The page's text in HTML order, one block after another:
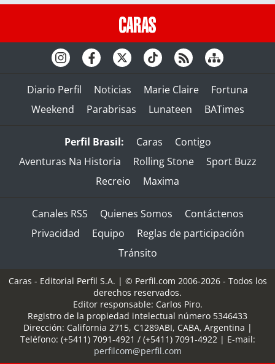
Diario Perfil Noticias Marie Claire
Fortuna
Weekend
Parabrisas Lunateen BATimes
Perfil Brasil: Caras
Contigo
Aventuras Na Historia
Rolling Stone
Sport Buzz
Recreio
Maxima
Canales RSS Quienes Somos
Contáctenos
Privacidad
Equipo
Reglas de participación
Tránsito
Caras - Editorial Perfil S.A. | © Perfil.com 2006-2026 - Todos los
derechos reservados.
Editor responsable: Carlos Piro.
Registro de la propiedad intelectual número 5346433
Dirección: California 2715, C1289ABI, CABA, Argentina |
Teléfono: (+5411) 7091-4921 / (+5411) 7091-4922| E-mail:
perfilcom@perfil.com